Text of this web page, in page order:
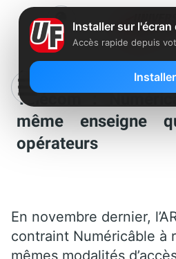
Accès aux
Télécom :
même enseigne
opérateurs
En novembre dernier,
contraint Numéricâble à
mêmes modalités
Installer sur l'écran
Accès rapide depuis
Installer